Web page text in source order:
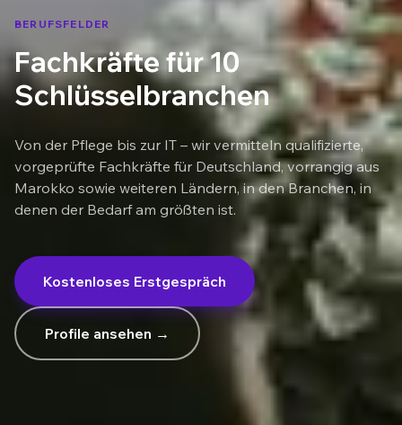
BERUFSFELDER
Fachkräfte für 10
Schlüsselbranchen
Von der Pflege bis zur IT – wir vermitteln qualifizierte,
vorgeprüfte Fachkräfte für Deutschland, vorrangig aus
Marokko sowie weiteren Ländern, in den Branchen, in
denen der Bedarf am größten ist.
Kostenloses Erstgespräch
Profile ansehen →